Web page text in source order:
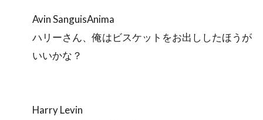
Avin SanguisAnima
ハリーさん、俺はビスケットをお出ししたほうが
いいかな？
Harry Levin